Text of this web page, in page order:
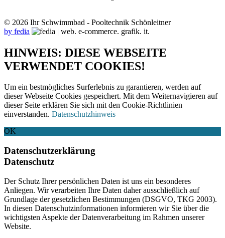
© 2026 Ihr Schwimmbad - Pooltechnik Schönleitner
by fedia
HINWEIS: DIESE WEBSEITE
VERWENDET COOKIES!
Um ein bestmögliches Surferlebnis zu garantieren, werden auf
dieser Webseite Cookies gespeichert. Mit dem Weiternavigieren auf
dieser Seite erklären Sie sich mit den Cookie-Richtlinien
einverstanden. Datenschutzhinweis
OK
Datenschutzerklärung
Datenschutz
Der Schutz Ihrer persönlichen Daten ist uns ein besonderes
Anliegen. Wir verarbeiten Ihre Daten daher ausschließlich auf
Grundlage der gesetzlichen Bestimmungen (DSGVO, TKG 2003).
In diesen Datenschutzinformationen informieren wir Sie über die
wichtigsten Aspekte der Datenverarbeitung im Rahmen unserer
Website.